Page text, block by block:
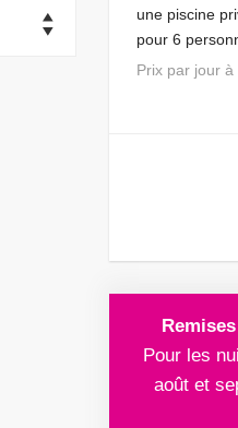
une piscine
pour 6
quartier
Prix par jour
Pour les
août et